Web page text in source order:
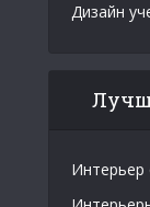
Дизайн
Интерьер